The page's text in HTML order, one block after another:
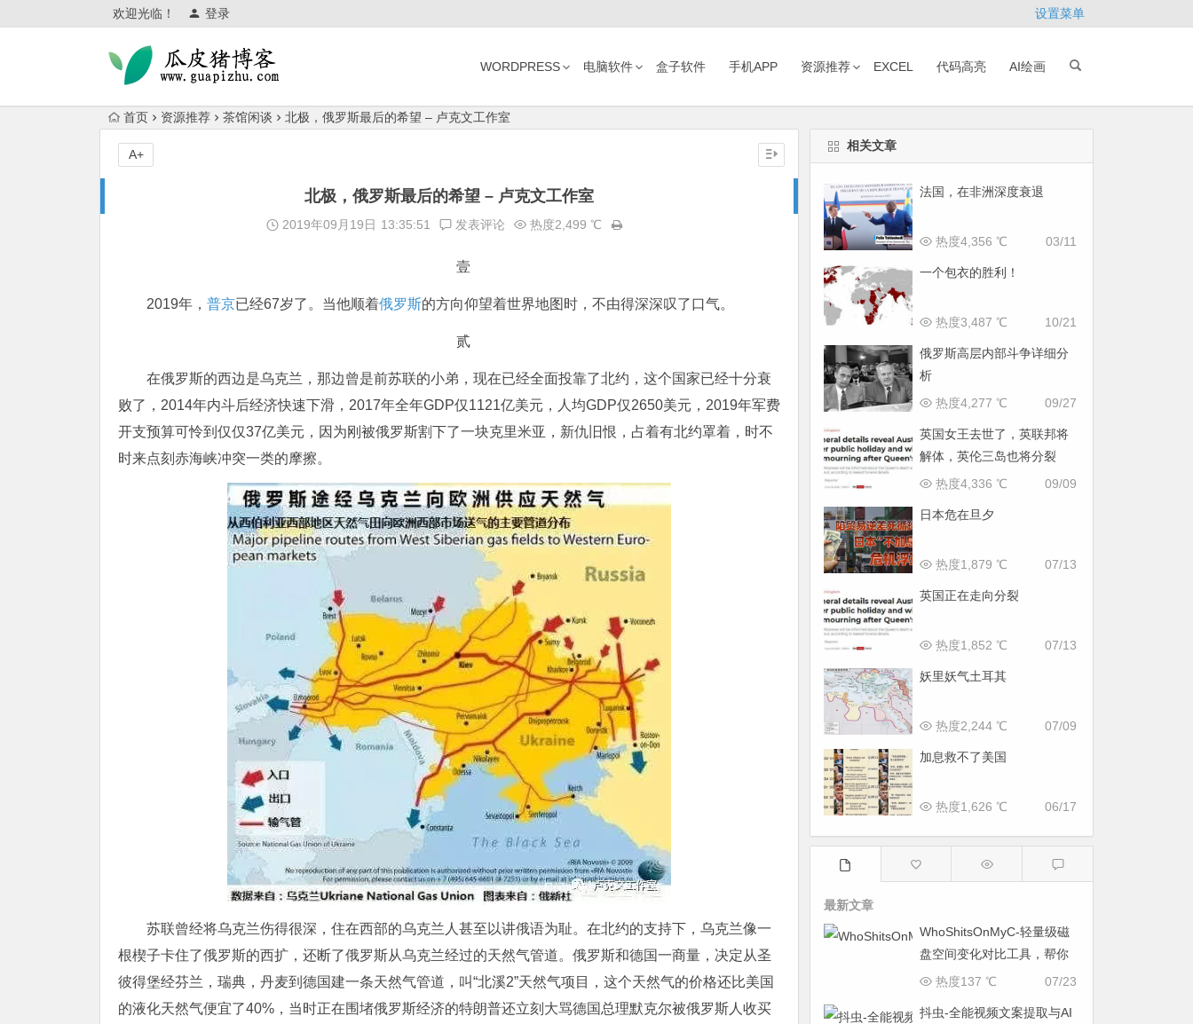
欢迎光临！ 登录 设置菜单
WORDPRESS 电脑软件 盒子软件 手机APP 资源推荐 EXCEL 代码高亮 AI绘画
首页 资源推荐 茶馆闲谈 北极，俄罗斯最后的希望 – 卢克文工作室
北极，俄罗斯最后的希望 – 卢克文工作室
2019年09月19日 13:35:51 发表评论 热度2,499 ℃
壹
2019年， 普京已经67岁了。当他顺着俄罗斯的方向仰望着世界地图时，不由得深深叹了口气。
贰
在俄罗斯的西边是乌克兰，那边曾是前苏联的小弟，现在已经全面投靠了北约，这个国家已经十分衰
败了，2014年内斗后经济快速下滑，2017年全年GDP仅1121亿美元，人均GDP仅2650美元，2019年军费
开支预算可怜到仅仅37亿美元，因为刚被俄罗斯割下了一块克里米亚，新仇旧恨，占着有北约罩着，时不
时来点刻赤海峡冲突一类的摩擦。
苏联曾经将乌克兰伤得很深，住在西部的乌克兰人甚至以讲俄语为耻。在北约的支持下，乌克兰像一
根楔子卡住了俄罗斯的西扩，还断了俄罗斯从乌克兰经过的天然气管道。俄罗斯和德国一商量，决定从圣
彼得堡经芬兰，瑞典，丹麦到德国建一条天然气管道，叫“北溪2”天然气项目，这个天然气的价格还比美国
的液化天然气便宜了40%，当时正在围堵俄罗斯经济的特朗普还立刻大骂德国总理默克尔被俄罗斯人收买
A+
相关文章
法国，在非洲深度衰退
03/11
热度4,356 ℃
一个包衣的胜利！
10/21
热度3,487 ℃
俄罗斯高层内部斗争详细分
析
09/27
热度4,277 ℃
英国女王去世了，英联邦将
解体，英伦三岛也将分裂
09/09
热度4,336 ℃
日本危在旦夕
07/13
热度1,879 ℃
英国正在走向分裂
07/13
热度1,852 ℃
妖里妖气土耳其
07/09
热度2,244 ℃
加息救不了美国
06/17
热度1,626 ℃
最新文章
WhoShitsOnMyC-轻量级磁
盘空间变化对比工具，帮你
找出“吃掉”空间的罪魁祸首
07/23
热度137 ℃
抖虫-全能视频文案提取与AI